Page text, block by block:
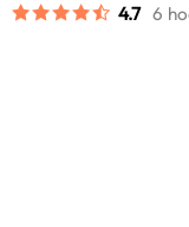
4.7 6